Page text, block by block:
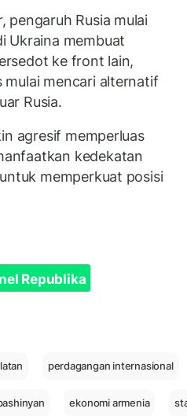
pengaruh Rusia mulai
Ukraina membuat
ke front lain,
mulai mencari alternatif
Rusia.
agresif memperluas
kedekatan
memperkuat posisi
Republika
perdagangan internasional
ekonomi armenia